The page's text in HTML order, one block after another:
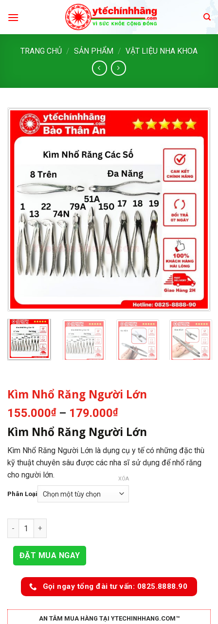
TRANG CHỦ / SẢN PHẨM / VẬT LIỆU NHA KHOA
Kìm Nhổ Răng Người Lớn
155.000₫ – 179.000₫Khoảng
giá:
từ
155.000₫
đến
179.000₫
Kìm Nhổ Răng Người Lớn
Kìm Nhổ Răng Người Lớn là dụng cụ y tế có những đặc thù
kỹ thuật chuyên sâu được các nha sĩ sử dụng để nhổ răng
cho người lớn.
Phân Loại
XÓA
Kìm Nhổ Răng Người Lớn số lượng
ĐẶT MUA NGAY
Gọi ngay tổng đài tư vấn: 0825.8888.90
AN TÂM MUA HÀNG TẠI YTECHINHHANG.COM™